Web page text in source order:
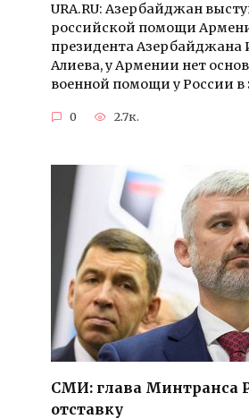
URA.RU: Азербайджан
российской помощи
президента Азербайджана
Алиева, у Армении нет
военной помощи у России в
0 2.7к.
СМИ: глава Минтранса
отставку